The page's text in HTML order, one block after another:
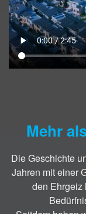
Mehr
Die Geschichte
Jahren mit einer
den Ehrgeiz